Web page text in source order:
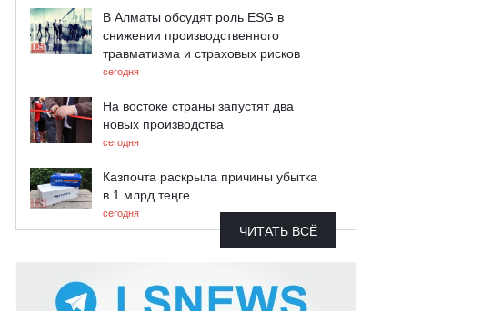
В Алматы обсудят роль ESG в
снижении производственного
травматизма и страховых рисков
сегодня
На востоке страны запустят два
новых производства
сегодня
Казпочта раскрыла причины убытка
в 1 млрд теңге
сегодня
ЧИТАТЬ ВСЁ